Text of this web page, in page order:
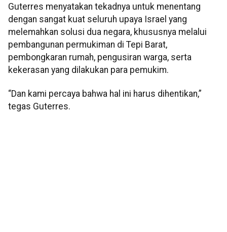
Guterres menyatakan tekadnya untuk menentang
dengan sangat kuat seluruh upaya Israel yang
melemahkan solusi dua negara, khususnya melalui
pembangunan permukiman di Tepi Barat,
pembongkaran rumah, pengusiran warga, serta
kekerasan yang dilakukan para pemukim.
“Dan kami percaya bahwa hal ini harus dihentikan,”
tegas Guterres.